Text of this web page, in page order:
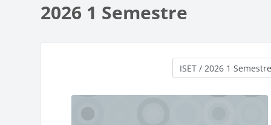
2026 1 Semestre
Categorias de disciplinas